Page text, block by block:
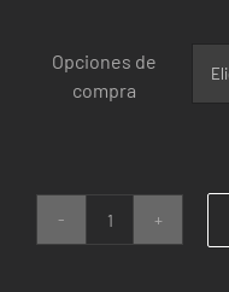
desde
Opciones de
compra
Cap